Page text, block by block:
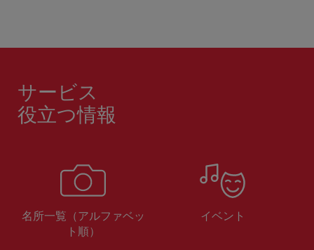
サービス
役立つ情報
名所一覧（アルファベッ
ト順）
イベント